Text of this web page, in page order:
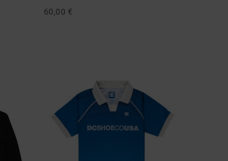
60,00 €